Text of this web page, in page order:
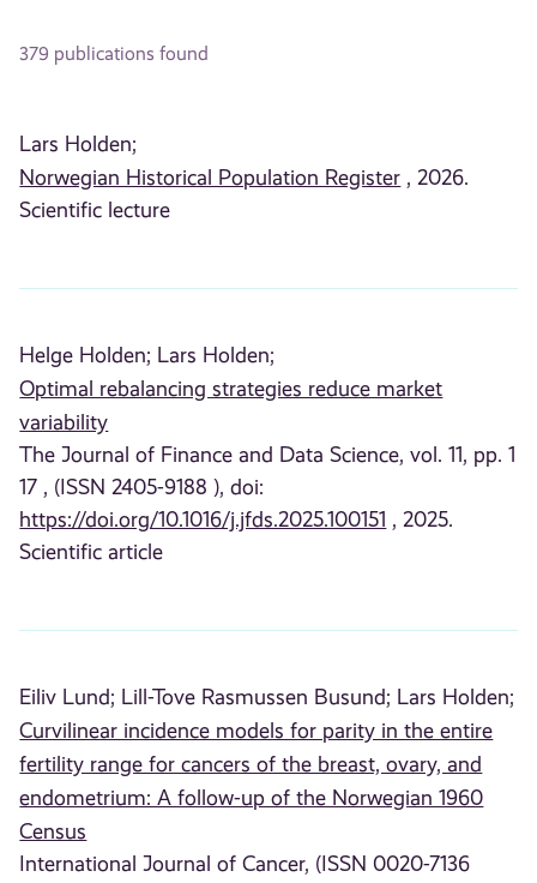
379 publications found
Lars Holden;
Norwegian Historical Population Register , 2026.
Scientific lecture
Helge Holden; Lars Holden;
Optimal rebalancing strategies reduce market
variability
The Journal of Finance and Data Science, vol. 11, pp. 1
17 , (ISSN 2405-9188 ), doi:
https://doi.org/10.1016/j.jfds.2025.100151 , 2025.
Scientific article
Eiliv Lund; Lill-Tove Rasmussen Busund; Lars Holden;
Curvilinear incidence models for parity in the entire
fertility range for cancers of the breast, ovary, and
endometrium: A follow-up of the Norwegian 1960
Census
International Journal of Cancer, (ISSN 0020-7136